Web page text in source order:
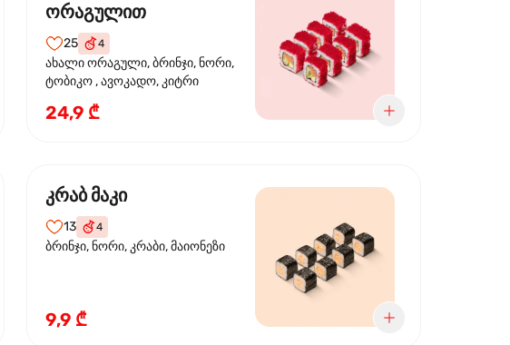
ორაგულით
25 4
ახალი ორაგული, ბრინჯი, ნორი,
ტობიკო , ავოკადო, კიტრი
24,9 ₾
კრაბ მაკი
13 4
ბრინჯი, ნორი, კრაბი, მაიონეზი
9,9 ₾